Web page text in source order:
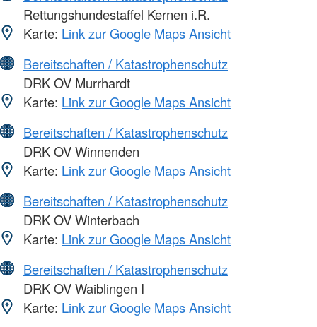
Rettungshundestaffel Kernen i.R.
Karte: Link zur Google Maps Ansicht
Bereitschaften / Katastrophenschutz
DRK OV Murrhardt
Karte: Link zur Google Maps Ansicht
Bereitschaften / Katastrophenschutz
DRK OV Winnenden
Karte: Link zur Google Maps Ansicht
Bereitschaften / Katastrophenschutz
DRK OV Winterbach
Karte: Link zur Google Maps Ansicht
Bereitschaften / Katastrophenschutz
DRK OV Waiblingen I
Karte: Link zur Google Maps Ansicht